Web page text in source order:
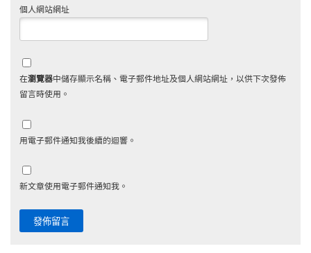
個人網站網址
在瀏覽器中儲存顯示名稱、電子郵件地址及個人網站網址，以供下次發佈
留言時使用。
用電子郵件通知我後續的迴響。
新文章使用電子郵件通知我。